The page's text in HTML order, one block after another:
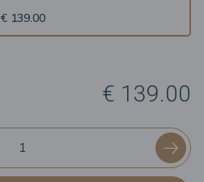
€ 139.00
€ 139.00